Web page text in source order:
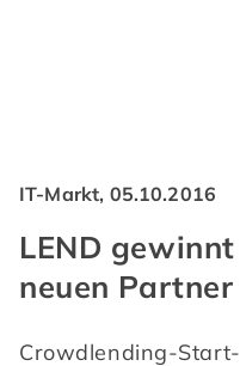
IT-Markt, 05.10.2016
LEND gewinnt
neuen Partner
Crowdlending-Start-